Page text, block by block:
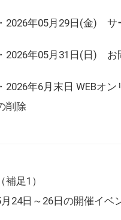
・2026年05月29日(金) サ
・2026年05月31日(日) お
・2026年6月末日 WEBオ
削除
（補足1）
24日～26日の開催イベ